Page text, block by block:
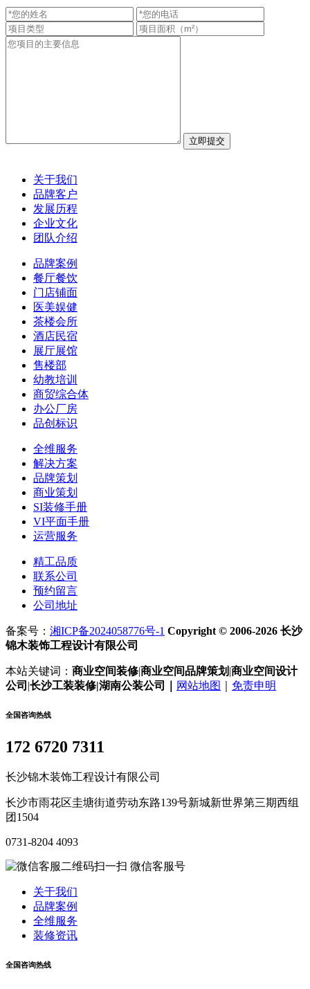
关于我们
品牌客户
发展历程
企业文化
团队介绍
品牌案例
餐厅餐饮
门店铺面
医美娱健
茶楼会所
酒店民宿
展厅展馆
售楼部
幼教培训
商贸综合体
办公厂房
品创标识
全维服务
解决方案
品牌策划
商业策划
SI装修手册
VI平面手册
运营服务
精工品质
联系公司
预约留言
公司地址
备案号： 湘ICP备2024058776号-1 Copyright © 2006-2026 长沙
锦木装饰工程设计有限公司
本站关键词： 商业空间装修|商业空间品牌策划 |商业空间设计
公司 |长沙工装装修|湖南公装公司｜ 网站地图 免责申明
全国咨询热线
172 6720 7311
长沙锦木装饰工程设计有限公司
长沙市雨花区圭塘街道劳动东路139号新城新世界第三期西组
团1504
0731-8204 4093
微信客服号
关于我们
品牌案例
全维服务
装修资讯
全国咨询热线